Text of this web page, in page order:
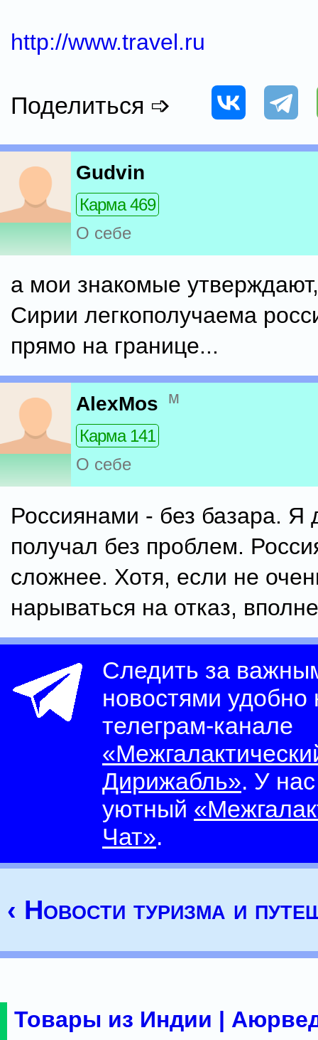
http://www.travel.ru
Поделиться ➩
Gudvin
Карма 469
О себе
а мои знакомые
Сирии легкополучаема
прямо на границе...
AlexMos м
Карма 141
О себе
Россиянами - без базара. Я
получал без проблем.
сложнее. Хотя, если не
нарываться на отказ,
Следить за
новостями
телеграм-канале
Дирижабль». У
уютный
Чат».
‹ Новости туризма и
Товары из Индии |